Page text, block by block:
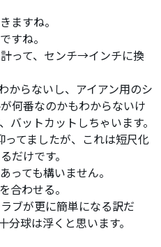
ますね。
すね。
って、センチ→インチに換
からないし、アイアン用のシ
何番なのかもわからないけ
バットカットしちゃいます。
てましたが、これは短尺化
だけです。
っても構いません。
合わせる。
ブが更に簡単になる訳だ
球は浮くと思います。